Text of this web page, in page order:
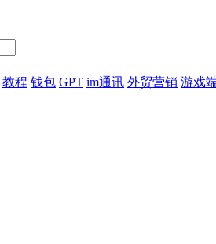
教程 钱包 GPT im通讯 外贸营销 游戏